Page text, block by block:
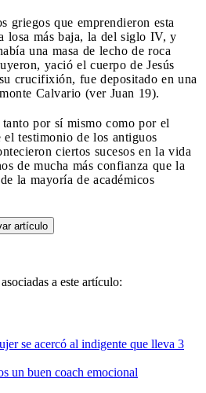
griegos que emprendieron esta
losa más baja, la del siglo IV, y
una masa de lecho de roca
yació el cuerpo de Jesús
crucifixión, fue depositado en una
Calvario (ver Juan 19).
por sí mismo como por el
el testimonio de los antiguos
ciertos sucesos en la vida
de mucha más confianza que la
la mayoría de académicos
artículo
a este artículo:
se acercó al indigente que lleva 3
un buen coach emocional